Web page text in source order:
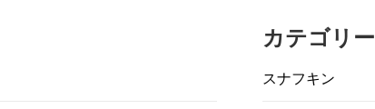
カテゴリー
スナフキン